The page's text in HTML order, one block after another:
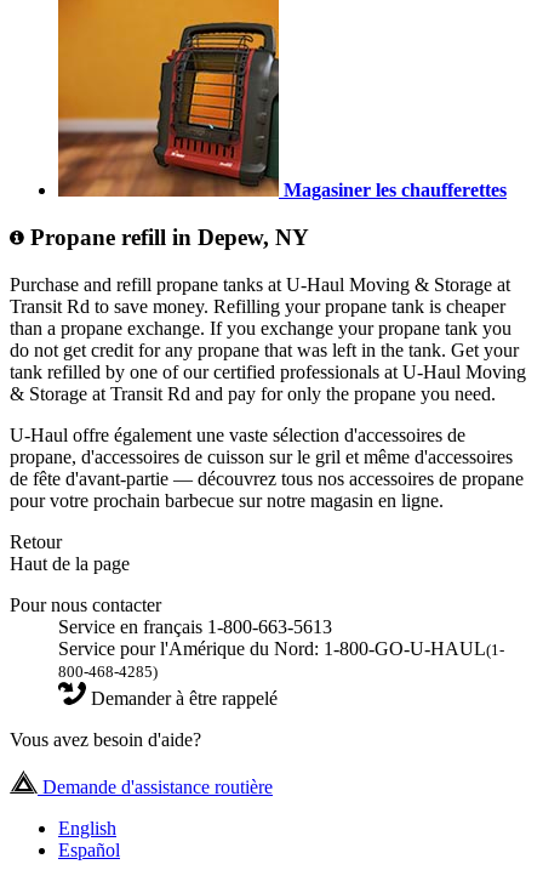
Magasiner les chaufferettes
Propane refill in Depew, NY
Purchase and refill propane tanks at U-Haul Moving & Storage at
Transit Rd to save money. Refilling your propane tank is cheaper
than a propane exchange. If you exchange your propane tank you
do not get credit for any propane that was left in the tank. Get your
tank refilled by one of our certified professionals at U-Haul Moving
& Storage at Transit Rd and pay for only the propane you need.
U-Haul offre également une vaste sélection d'accessoires de
propane, d'accessoires de cuisson sur le gril et même d'accessoires
de fête d'avant-partie — découvrez tous nos accessoires de propane
pour votre prochain barbecue sur notre magasin en ligne.
Retour
Haut de la page
Pour nous contacter
Service en français 1-800-663-5613
Service pour l'Amérique du Nord: 1-800-GO-U-HAUL(1-
800-468-4285)
Demander à être rappelé
Vous avez besoin d'aide?
Demande d'assistance routière
English
Español